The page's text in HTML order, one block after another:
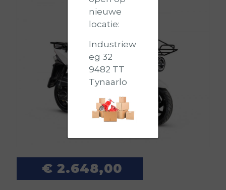
€ 2.648,00
nieuwe
locatie:
Industriew
eg 32
9482 TT
Tynaarlo